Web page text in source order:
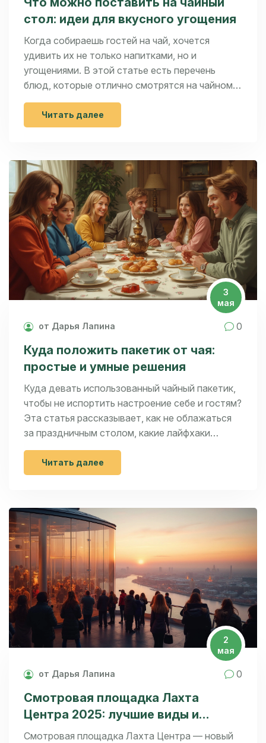
стол: идеи для вкусного угощения
Когда собираешь гостей на чай, хочется
удивить их не только напитками, но и
угощениями. В этой статье есть перечень
блюд, которые отлично смотрятся на чайном
столе — от классических до необычных. Будут
советы по выбору сладостей, быстрых
закусок и оформлению стола. Даже при
уютную, стильную атмосферу. Простой
подход к тому, чтобы чайное застолье стало
приятным событием для всех.
Читать далее
3
мая
от Дарья Лапина 0
Куда положить пакетик от чая:
простые и умные решения
Куда девать использованный чайный пакетик,
чтобы не испортить настроение себе и гостям?
Эта статья рассказывает, как не облажаться
за праздничным столом, какие лайфхаки
помогут сделать сервировку уютнее и
практичнее, и почему маленькие детали, вроде
места для чайного пакетика, иногда решают
которые подойдут и для домашнего чаепития,
и для званого ужина. Простой подход к
мелочам — залог приятной атмосферы на
празднике.
Читать далее
2
мая
от Дарья Лапина 0
Смотровая площадка Лахта
Центра 2025: лучшие виды и
билеты в Петербурге
Смотровая площадка Лахта Центра — новый